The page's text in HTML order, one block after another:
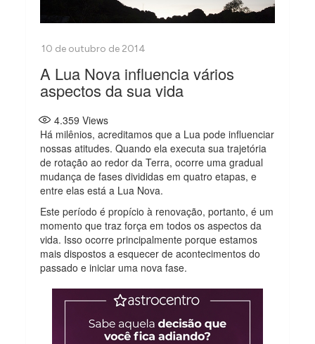
A Lua Nova influencia vários
aspectos da sua vida
4.359 Views
Há milênios, acreditamos que a Lua pode influenciar
nossas atitudes. Quando ela executa sua trajetória
de rotação ao redor da Terra, ocorre uma gradual
mudança de fases divididas em quatro etapas, e
entre elas está a Lua Nova.
Este período é propício à renovação, portanto, é um
momento que traz força em todos os aspectos da
vida. Isso ocorre principalmente porque estamos
mais dispostos a esquecer de acontecimentos do
passado e iniciar uma nova fase.